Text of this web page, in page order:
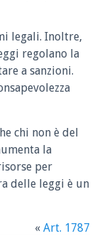
legali. Inoltre,
regolano la
a sanzioni.
chi non è del
la
per
delle leggi è un
« Art. 1787